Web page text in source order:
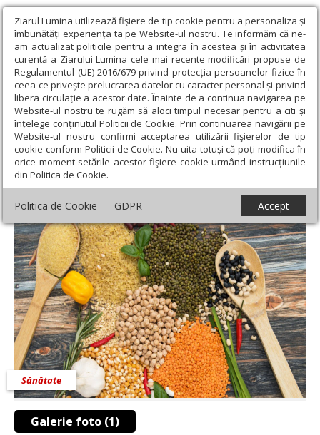
Ziarul Lumina utilizează fişiere de tip cookie pentru a personaliza și
îmbunătăți experiența ta pe Website-ul nostru. Te informăm că ne-
am actualizat politicile pentru a integra în acestea și în activitatea
curentă a Ziarului Lumina cele mai recente modificări propuse de
Regulamentul (UE) 2016/679 privind protecția persoanelor fizice în
ceea ce privește prelucrarea datelor cu caracter personal și privind
libera circulație a acestor date. Înainte de a continua navigarea pe
Website-ul nostru te rugăm să aloci timpul necesar pentru a citi și
înțelege conținutul Politicii de Cookie. Prin continuarea navigării pe
Website-ul nostru confirmi acceptarea utilizării fişierelor de tip
cookie conform Politicii de Cookie. Nu uita totuși că poți modifica în
orice moment setările acestor fişiere cookie urmând instrucțiunile
din Politica de Cookie.
Politica de Cookie GDPR Accept
Ziarul Lumina › Societate › Sănătate › Beneficiile consumului de
leguminoase şi oleaginoase
Beneficiile consumului de leguminoase şi
oleaginoase
Galerie foto (1)
Sănătate